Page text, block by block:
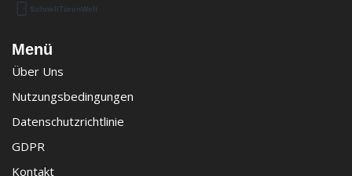
Menü
Über Uns
Nutzungsbedingungen
Datenschutzrichtlinie
GDPR
Kontakt